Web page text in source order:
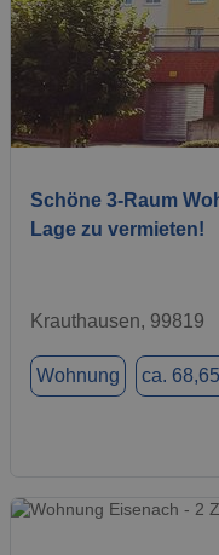
Schöne 3-Raum
Lage zu vermieten!
Krauthausen, 99819
Wohnung ca.